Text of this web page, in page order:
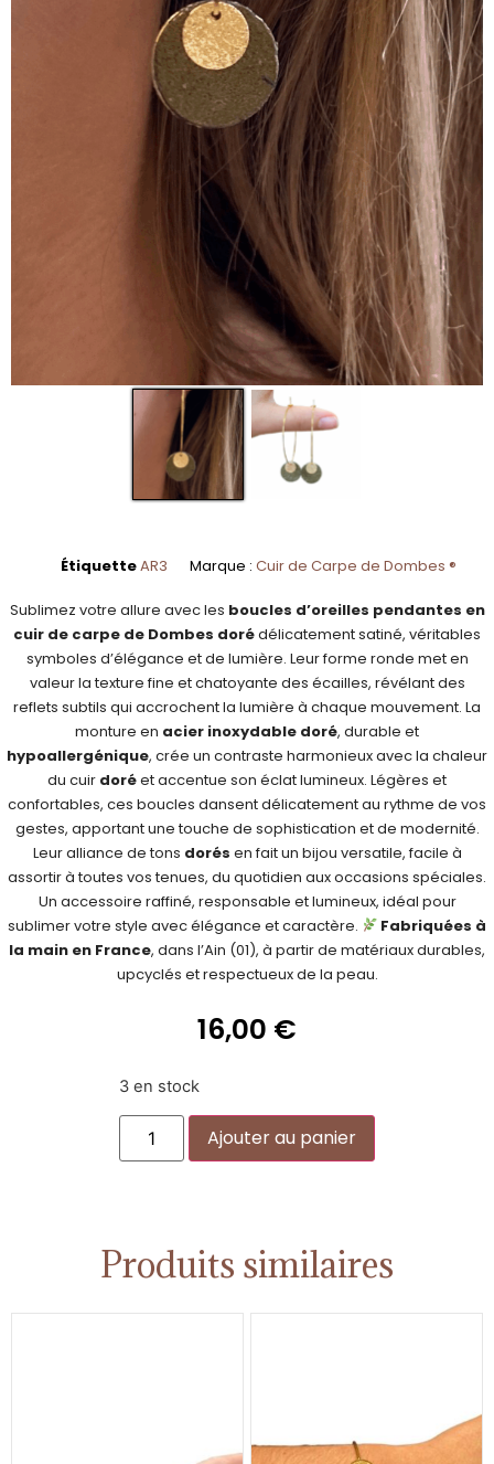
ÉtiquetteAR3 Marque : Cuir de Carpe de Dombes ®
Sublimez votre allure avec les boucles d’oreilles pendantes en
cuir de carpe de Dombes dorédélicatement satiné, véritables
symboles d’élégance et de lumière. Leur forme ronde met en
valeur la texture fine et chatoyante des écailles, révélant des
reflets subtils qui accrochent la lumière à chaque mouvement. La
monture en acier inoxydable doré, durable et
hypoallergénique, crée un contraste harmonieux avec la chaleur
du cuir doréet accentue son éclat lumineux. Légères et
confortables, ces boucles dansent délicatement au rythme de vos
gestes, apportant une touche de sophistication et de modernité.
Leur alliance de tons dorés en fait un bijou versatile, facile à
assortir à toutes vos tenues, du quotidien aux occasions spéciales.
Un accessoire raffiné, responsable et lumineux, idéal pour
sublimer votre style avec élégance et caractère.
Fabriquées à
la main en France, dans l’Ain (01), à partir de matériaux durables,
upcyclés et respectueux de la peau.
16,00 €
3 en stock
Ajouter au panier
Produits similaires